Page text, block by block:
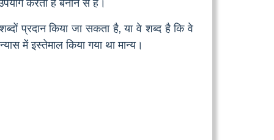
करता है बनाने से है।
प्रदान किया जा सकता है, या वे शब्द है कि वे
में इस्तेमाल किया गया था मान्य।